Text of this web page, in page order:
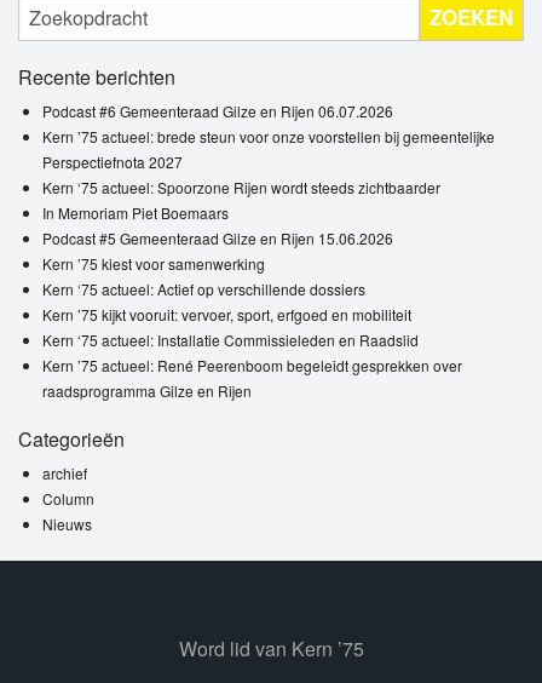
ZOEKEN
Recente berichten
Podcast #6 Gemeenteraad Gilze en Rijen 06.07.2026
Kern ’75 actueel: brede steun voor onze voorstellen bij gemeentelijke
Perspectiefnota 2027
Kern ‘75 actueel: Spoorzone Rijen wordt steeds zichtbaarder
In Memoriam Piet Boemaars
Podcast #5 Gemeenteraad Gilze en Rijen 15.06.2026
Kern ’75 kiest voor samenwerking
Kern ‘75 actueel: Actief op verschillende dossiers
Kern ’75 kijkt vooruit: vervoer, sport, erfgoed en mobiliteit
Kern ‘75 actueel: Installatie Commissieleden en Raadslid
Kern ’75 actueel: René Peerenboom begeleidt gesprekken over
raadsprogramma Gilze en Rijen
Categorieën
archief
Column
Nieuws
Word lid van Kern ’75